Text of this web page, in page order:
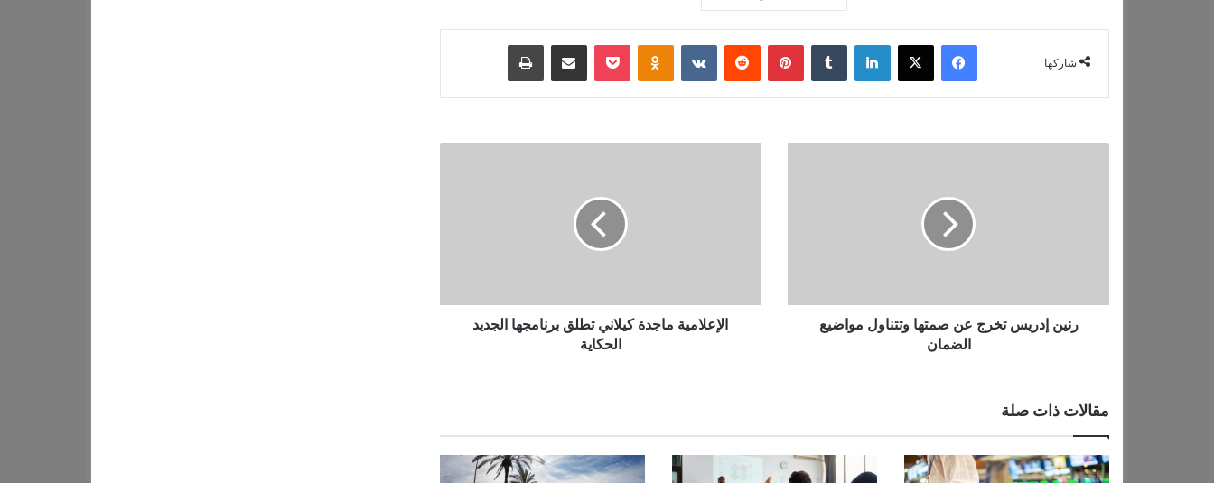
ح
م
…
شاركها
فيسبوك ‫X لينكدإن بينتيريست ‏VKontakte
س
ن
ص
م
ت
رنين إدريس تخرج عن صمتها وتتناول مواضيع
الضمان
ة
ي
ل
الإعلامية ماجدة كيلاني تطلق برنامجها الجديد
الحكاية
مقالات ذات صلة